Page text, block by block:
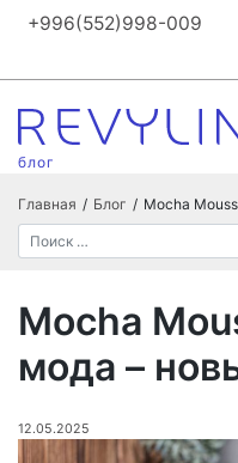
+996(552)998-009
блог
Главная / Блог / Mocha
Mocha
мода –
12.05.2025